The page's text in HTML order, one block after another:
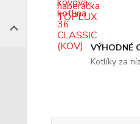
VÝHODNÉ
Kotlíky za